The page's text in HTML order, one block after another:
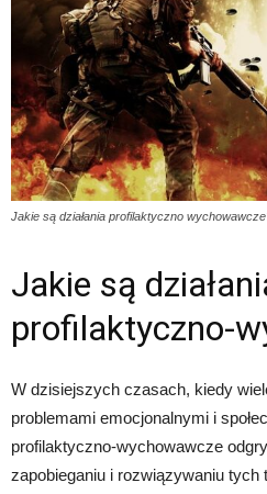
Jakie są działania profilaktyczno
Jakie są
profilaktyczno-
W dzisiejszych czasach, kiedy
problemami emocjonalnymi i
profilaktyczno-wychowawcze
zapobieganiu i rozwiązywaniu tych